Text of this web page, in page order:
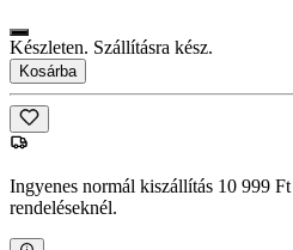
Készleten. Szállításra kész.
Kosárba
Ingyenes normál kiszállítás 10 999
rendeléseknél.